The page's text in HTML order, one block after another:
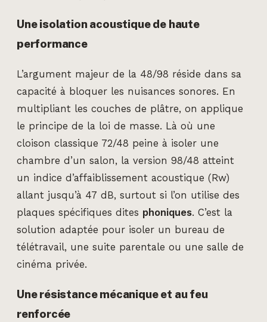
Une isolation acoustique de haute
performance
L’argument majeur de la 48/98 réside dans sa
capacité à bloquer les nuisances sonores. En
multipliant les couches de plâtre, on applique
le principe de la loi de masse. Là où une
cloison classique 72/48 peine à isoler une
chambre d’un salon, la version 98/48 atteint
un indice d’affaiblissement acoustique (Rw)
allant jusqu’à 47 dB, surtout si l’on utilise des
plaques spécifiques dites phoniques. C’est la
solution adaptée pour isoler un bureau de
télétravail, une suite parentale ou une salle de
cinéma privée.
Une résistance mécanique et au feu
renforcée